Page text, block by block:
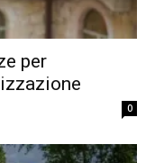
per
0